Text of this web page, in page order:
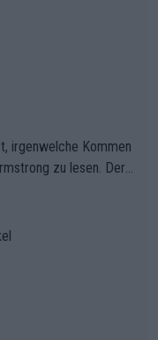
irgenwelche Kommen
zu lesen. Der